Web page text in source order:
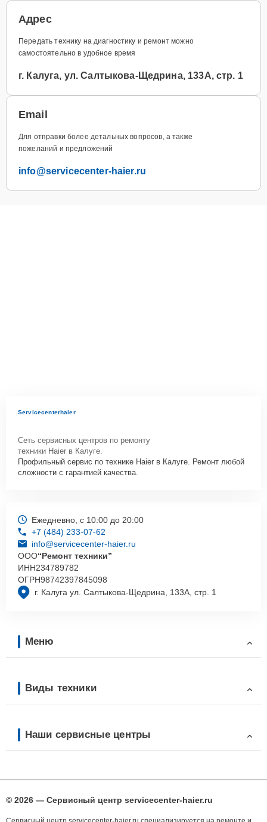
Адрес
Передать технику на диагностику и ремонт можно
самостоятельно в удобное время
г. Калуга, ул. Салтыкова-Щедрина, 133А, стр. 1
Email
Для отправки более детальных вопросов, а также
пожеланий и предложений
info@servicecenter-haier.ru
Servicecenterhaier
Сеть сервисных центров по ремонту
техники Haier в Калуге.
Профильный сервис по технике Haier в Калуге. Ремонт любой
сложности с гарантией качества.
г. Калуга ул. Салтыкова-Щедрина, 133А, стр. 1
Ежедневно, с 10:00 до 20:00
+7 (484) 233-07-62
info@servicecenter-haier.ru
ООО“Ремонт техники”
ИНН234789782
ОГРН98742397845098
Меню
Виды техники
Наши сервисные центры
© 2026 — Сервисный центр servicecenter-haier.ru